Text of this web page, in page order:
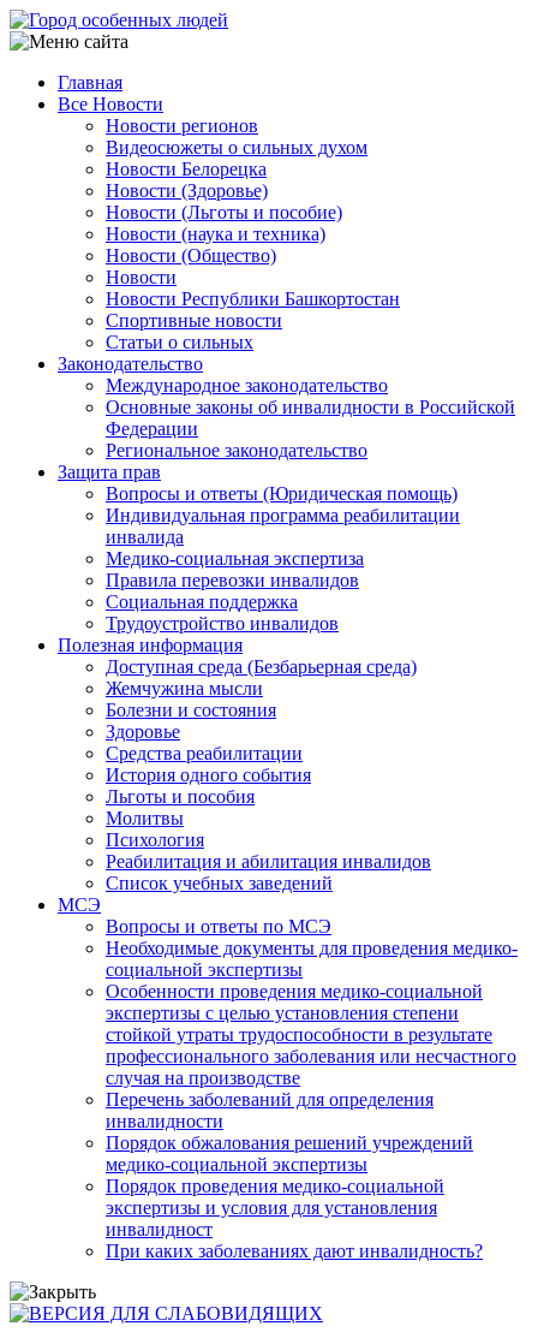
Перейти
к
содержанию
Main
navigation
Главная
Все Новости
Новости регионов
Видеосюжеты о сильных духом
Новости Белорецка
Новости (Здоровье)
Новости (Льготы и пособие)
Новости (наука и техника)
Новости (Общество)
Новости
Новости Республики Башкортостан
Спортивные новости
Статьи о сильных
Законодательство
Международное законодательство
Основные законы об инвалидности в Российской
Федерации
Региональное законодательство
Защита прав
Вопросы и ответы (Юридическая помощь)
Индивидуальная программа реабилитации
инвалида
Медико-социальная экспертиза
Правила перевозки инвалидов
Социальная поддержка
Трудоустройство инвалидов
Полезная информация
Доступная среда (Безбарьерная среда)
Жемчужина мысли
Болезни и состояния
Здоровье
Средства реабилитации
История одного события
Льготы и пособия
Молитвы
Психология
Реабилитация и абилитация инвалидов
Список учебных заведений
МСЭ
Вопросы и ответы по МСЭ
Необходимые документы для проведения медико-
социальной экспертизы
Особенности проведения медико-социальной
экспертизы с целью установления степени
стойкой утраты трудоспособности в результате
профессионального заболевания или несчастного
случая на производстве
Перечень заболеваний для определения
инвалидности
Порядок обжалования решений учреждений
медико-социальной экспертизы
Порядок проведения медико-социальной
экспертизы и условия для установления
инвалидност
При каких заболеваниях дают инвалидность?